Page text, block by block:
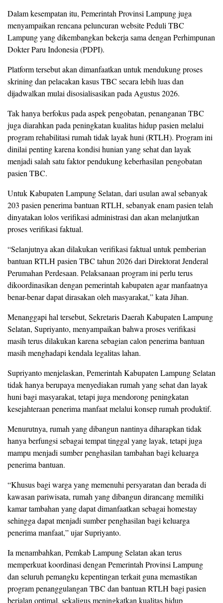
Dalam kesempatan itu, Pemerintah Provinsi Lampung juga
menyampaikan rencana peluncuran website Peduli TBC
Lampung yang dikembangkan bekerja sama dengan Perhimpunan
Dokter Paru Indonesia (PDPI).
Platform tersebut akan dimanfaatkan untuk mendukung proses
skrining dan pelacakan kasus TBC secara lebih luas dan
dijadwalkan mulai disosialisasikan pada Agustus 2026.
Tak hanya berfokus pada aspek pengobatan, penanganan TBC
juga diarahkan pada peningkatan kualitas hidup pasien melalui
program rehabilitasi rumah tidak layak huni (RTLH). Program ini
dinilai penting karena kondisi hunian yang sehat dan layak
menjadi salah satu faktor pendukung keberhasilan pengobatan
pasien TBC.
Untuk Kabupaten Lampung Selatan, dari usulan awal sebanyak
203 pasien penerima bantuan RTLH, sebanyak enam pasien telah
dinyatakan lolos verifikasi administrasi dan akan melanjutkan
proses verifikasi faktual.
“Selanjutnya akan dilakukan verifikasi faktual untuk pemberian
bantuan RTLH pasien TBC tahun 2026 dari Direktorat Jenderal
Perumahan Perdesaan. Pelaksanaan program ini perlu terus
dikoordinasikan dengan pemerintah kabupaten agar manfaatnya
benar-benar dapat dirasakan oleh masyarakat,” kata Jihan.
Menanggapi hal tersebut, Sekretaris Daerah Kabupaten Lampung
Selatan, Supriyanto, menyampaikan bahwa proses verifikasi
masih terus dilakukan karena sebagian calon penerima bantuan
masih menghadapi kendala legalitas lahan.
Supriyanto menjelaskan, Pemerintah Kabupaten Lampung Selatan
tidak hanya berupaya menyediakan rumah yang sehat dan layak
huni bagi masyarakat, tetapi juga mendorong peningkatan
kesejahteraan penerima manfaat melalui konsep rumah produktif.
Menurutnya, rumah yang dibangun nantinya diharapkan tidak
hanya berfungsi sebagai tempat tinggal yang layak, tetapi juga
mampu menjadi sumber penghasilan tambahan bagi keluarga
penerima bantuan.
“Khusus bagi warga yang memenuhi persyaratan dan berada di
kawasan pariwisata, rumah yang dibangun dirancang memiliki
kamar tambahan yang dapat dimanfaatkan sebagai homestay
sehingga dapat menjadi sumber penghasilan bagi keluarga
penerima manfaat,” ujar Supriyanto.
Ia menambahkan, Pemkab Lampung Selatan akan terus
memperkuat koordinasi dengan Pemerintah Provinsi Lampung
dan seluruh pemangku kepentingan terkait guna memastikan
program penanggulangan TBC dan bantuan RTLH bagi pasien
berjalan optimal, sekaligus meningkatkan kualitas hidup